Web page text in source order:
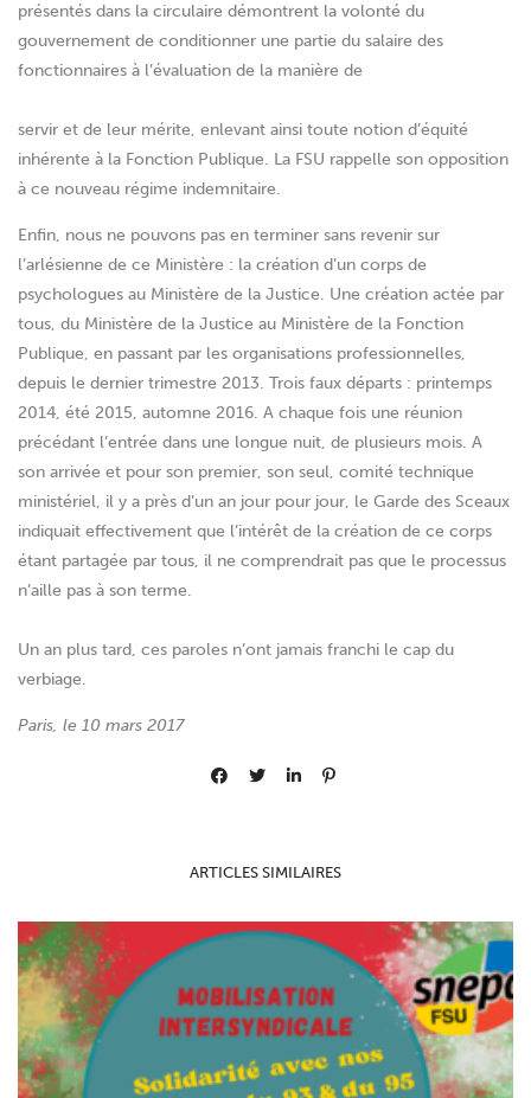
présentés dans la circulaire démontrent la volonté du
gouvernement de conditionner une partie du salaire des
fonctionnaires à l’évaluation de la manière de
servir et de leur mérite, enlevant ainsi toute notion d’équité
inhérente à la Fonction Publique. La FSU rappelle son opposition
à ce nouveau régime indemnitaire.
Enfin, nous ne pouvons pas en terminer sans revenir sur
l’arlésienne de ce Ministère : la création d’un corps de
psychologues au Ministère de la Justice. Une création actée par
tous, du Ministère de la Justice au Ministère de la Fonction
Publique, en passant par les organisations professionnelles,
depuis le dernier trimestre 2013. Trois faux départs : printemps
2014, été 2015, automne 2016. A chaque fois une réunion
précédant l’entrée dans une longue nuit, de plusieurs mois. A
son arrivée et pour son premier, son seul, comité technique
ministériel, il y a près d’un an jour pour jour, le Garde des Sceaux
indiquait effectivement que l’intérêt de la création de ce corps
étant partagée par tous, il ne comprendrait pas que le processus
n’aille pas à son terme.
Un an plus tard, ces paroles n’ont jamais franchi le cap du
verbiage.
Paris, le 10 mars 2017
ARTICLES SIMILAIRES